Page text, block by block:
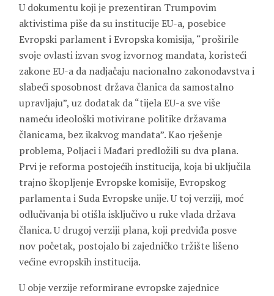
U dokumentu koji je prezentiran Trumpovim
aktivistima piše da su institucije EU-a, posebice
Evropski parlament i Evropska komisija, “proširile
svoje ovlasti izvan svog izvornog mandata, koristeći
zakone EU-a da nadjačaju nacionalno zakonodavstva i
slabeći sposobnost država članica da samostalno
upravljaju”, uz dodatak da “tijela EU-a sve više
nameću ideološki motivirane politike državama
članicama, bez ikakvog mandata”. Kao rješenje
problema, Poljaci i Mađari predložili su dva plana.
Prvi je reforma postojećih institucija, koja bi uključila
trajno škopljenje Evropske komisije, Evropskog
parlamenta i Suda Evropske unije. U toj verziji, moć
odlučivanja bi otišla isključivo u ruke vlada država
članica. U drugoj verziji plana, koji predviđa posve
nov početak, postojalo bi zajedničko tržište lišeno
većine evropskih institucija.
U obje verzije reformirane evropske zajednice